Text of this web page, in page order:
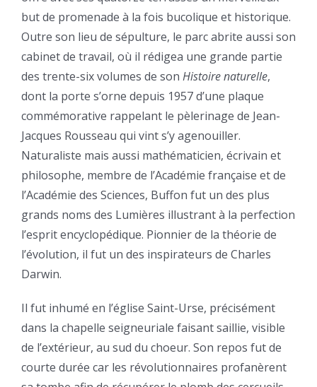
but de promenade à la fois bucolique et historique.
Outre son lieu de sépulture, le parc abrite aussi son
cabinet de travail, où il rédigea une grande partie
des trente-six volumes de son Histoire naturelle,
dont la porte s’orne depuis 1957 d’une plaque
commémorative rappelant le pèlerinage de Jean-
Jacques Rousseau qui vint s’y agenouiller.
Naturaliste mais aussi mathématicien, écrivain et
philosophe, membre de l’Académie française et de
l’Académie des Sciences, Buffon fut un des plus
grands noms des Lumières illustrant à la perfection
l’esprit encyclopédique. Pionnier de la théorie de
l’évolution, il fut un des inspirateurs de Charles
Darwin.
Il fut inhumé en l’église Saint-Urse, précisément
dans la chapelle seigneuriale faisant saillie, visible
de l’extérieur, au sud du choeur. Son repos fut de
courte durée car les révolutionnaires profanèrent